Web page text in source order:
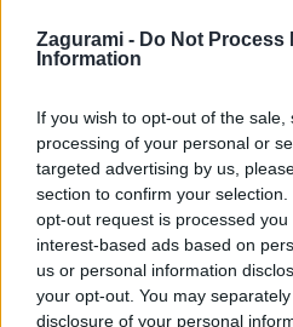
Zagurami - Do Not Process
Information
If you wish to opt-out of the
processing of your personal or
targeted advertising by us,
section to confirm your
opt-out request is processed
interest-based ads based on
us or personal information
your opt-out. You may
disclosure of your personal
Fotogaléria